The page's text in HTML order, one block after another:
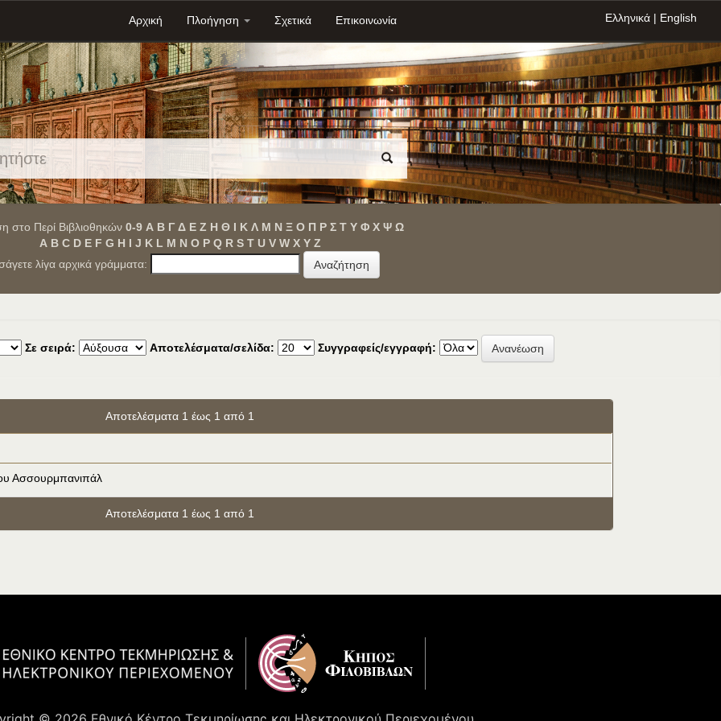
Αρχική Πλοήγηση Σχετικά Επικοινωνία Ελληνικά | English
στο Περί Βιβλιοθηκών 0-9 Α Β Γ Δ Ε Ζ Η Θ Ι Κ Λ Μ Ν Ξ Ο Π Ρ Σ Τ Υ Φ Χ Ψ Ω
A B C D E F G H I J K L M N O P Q R S T U V W X Y Z
λίγα αρχικά γράμματα:
Σε σειρά: Αποτελέσματα/σελίδα: Συγγραφείς/εγγραφή:
Αποτελέσματα 1 έως 1 από 1
Ασσουρμπανιπάλ
Αποτελέσματα 1 έως 1 από 1